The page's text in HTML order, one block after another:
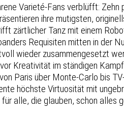
Varieté-Fans verblüfft: Zehn
ihre mutigsten,
zärtlicher Tanz mit einem
Requisiten mitten in der
wieder zusammengesetzt
Kreativität im ständigen
Paris über Monte-Carlo bis
höchste Virtuosität mit
alle, die glauben, schon alles